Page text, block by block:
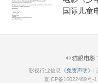
国际儿童
© 猫眼电影
影视行业信息 《免责声明》 I
京ICP备16022489号-1